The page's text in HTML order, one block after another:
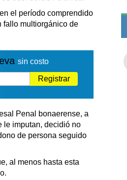
el período comprendido
fallo multiorgánico de
sin costo
Registrar
Penal bonaerense, a
le imputan, decidió no
de persona seguido
al menos hasta esta